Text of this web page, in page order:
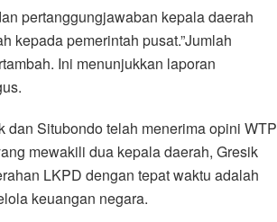
pertanggungjawaban kepala daerah
kepada pemerintah pusat.”Jumlah
Ini menunjukkan laporan
dan Situbondo telah menerima opini WTP
mewakili dua kepala daerah, Gresik
LKPD dengan tepat waktu adalah
keuangan negara.